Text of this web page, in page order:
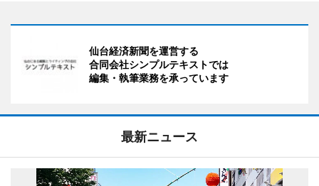
仙台経済新聞を運営する
合同会社シンプルテキストでは
編集・執筆業務を承っています
最新ニュース